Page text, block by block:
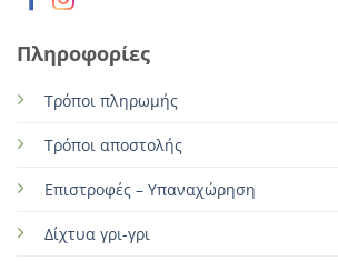
Πληροφορίες
Τρόποι πληρωμής
Τρόποι αποστολής
Επιστροφές – Υπαναχώρηση
Δίχτυα γρι-γρι